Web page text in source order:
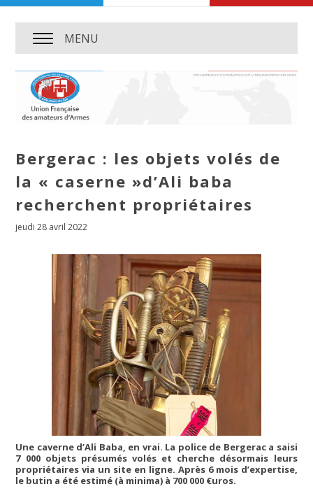
MENU
Bergerac : les objets volés de
la « caserne »d’Ali baba
recherchent propriétaires
jeudi 28 avril 2022
Une caverne d’Ali Baba, en vrai. La police de Bergerac a saisi
7 000 objets présumés volés et cherche désormais leurs
propriétaires via un site en ligne. Après 6 mois d’expertise,
le butin a été estimé (à minima) à 700 000 €uros.